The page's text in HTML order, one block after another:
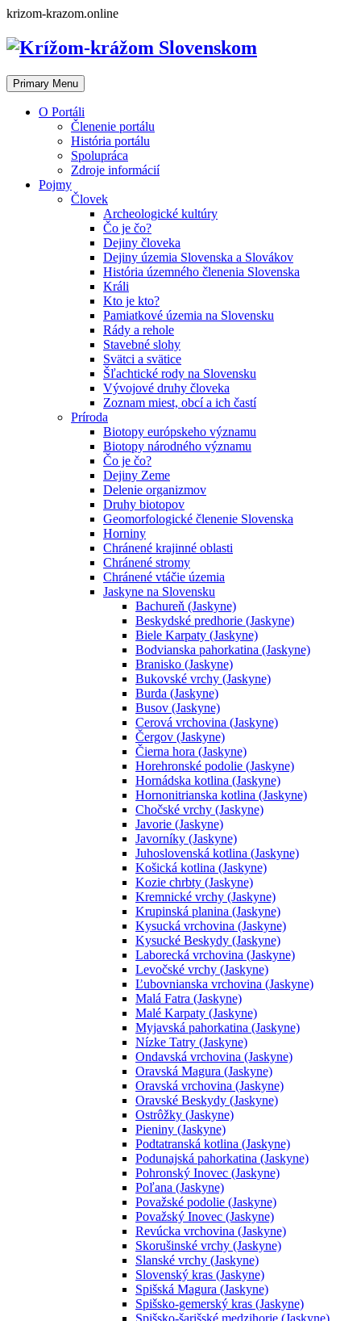
Skip
content
krizom-krazom.online
Primary Menu
O Portáli
Členenie portálu
História portálu
Spolupráca
Zdroje informácií
Pojmy
Človek
Archeologické kultúry
Čo je čo?
Dejiny človeka
Dejiny územia Slovenska a Slovákov
História územného členenia Slovenska
Králi
Kto je kto?
Pamiatkové územia na Slovensku
Rády a rehole
Stavebné slohy
Svätci a svätice
Šľachtické rody na Slovensku
Vývojové druhy človeka
Zoznam miest, obcí a ich častí
Príroda
Biotopy európskeho významu
Biotopy národného významu
Čo je čo?
Dejiny Zeme
Delenie organizmov
Druhy biotopov
Geomorfologické členenie Slovenska
Horniny
Chránené krajinné oblasti
Chránené stromy
Chránené vtáčie územia
Jaskyne na Slovensku
Bachureň (Jaskyne)
Beskydské predhorie (Jaskyne)
Biele Karpaty (Jaskyne)
Bodvianska pahorkatina (Jaskyne)
Branisko (Jaskyne)
Bukovské vrchy (Jaskyne)
Burda (Jaskyne)
Busov (Jaskyne)
Cerová vrchovina (Jaskyne)
Čergov (Jaskyne)
Čierna hora (Jaskyne)
Horehronské podolie (Jaskyne)
Hornádska kotlina (Jaskyne)
Hornonitrianska kotlina (Jaskyne)
Chočské vrchy (Jaskyne)
Javorie (Jaskyne)
Javorníky (Jaskyne)
Juhoslovenská kotlina (Jaskyne)
Košická kotlina (Jaskyne)
Kozie chrbty (Jaskyne)
Kremnické vrchy (Jaskyne)
Krupinská planina (Jaskyne)
Kysucká vrchovina (Jaskyne)
Kysucké Beskydy (Jaskyne)
Laborecká vrchovina (Jaskyne)
Levočské vrchy (Jaskyne)
Ľubovnianska vrchovina (Jaskyne)
Malá Fatra (Jaskyne)
Malé Karpaty (Jaskyne)
Myjavská pahorkatina (Jaskyne)
Nízke Tatry (Jaskyne)
Ondavská vrchovina (Jaskyne)
Oravská Magura (Jaskyne)
Oravská vrchovina (Jaskyne)
Oravské Beskydy (Jaskyne)
Ostrôžky (Jaskyne)
Pieniny (Jaskyne)
Podtatranská kotlina (Jaskyne)
Podunajská pahorkatina (Jaskyne)
Pohronský Inovec (Jaskyne)
Poľana (Jaskyne)
Považské podolie (Jaskyne)
Považský Inovec (Jaskyne)
Revúcka vrchovina (Jaskyne)
Skorušinské vrchy (Jaskyne)
Slanské vrchy (Jaskyne)
Slovenský kras (Jaskyne)
Spišská Magura (Jaskyne)
Spišsko-gemerský kras (Jaskyne)
Spišsko-šarišské medzihorie (Jaskyne)